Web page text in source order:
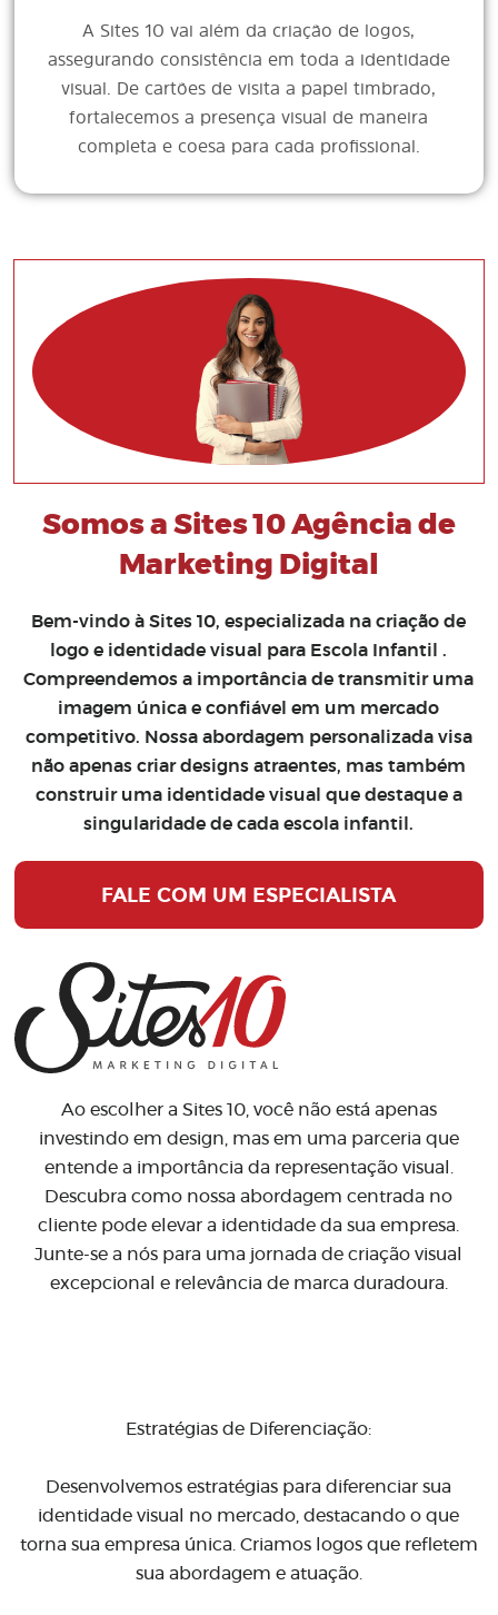
A Sites 10 vai além da criação de logos,
assegurando consistência em toda a identidade
visual. De cartões de visita a papel timbrado,
fortalecemos a presença visual de maneira
completa e coesa para cada profissional.
Somos a Sites 10 Agência de
Marketing Digital
Bem-vindo à Sites 10, especializada nacriação de
logo e identidade visual para Escola Infantil
.
Compreendemos a importância de transmitir uma
imagem única e confiável em um mercado
competitivo. Nossa abordagem personalizada visa
não apenas criar designs atraentes, mas também
construir uma identidade visual que destaque a
singularidade de cada escola infantil.
FALE COM UM ESPECIALISTA
Ao escolher a Sites 10, você não está apenas
investindo em design, mas em uma parceria que
entende a importância da representação visual.
Descubra como nossa abordagem centrada no
cliente pode elevar a identidade da sua empresa.
Junte-se a nós para uma jornada de criação visual
excepcional e relevância de marca duradoura.
Estratégias de Diferenciação:
Desenvolvemos estratégias para diferenciar sua
identidade visual no mercado, destacando o que
torna sua empresa única. Criamos logos que refletem
sua abordagem e atuação.